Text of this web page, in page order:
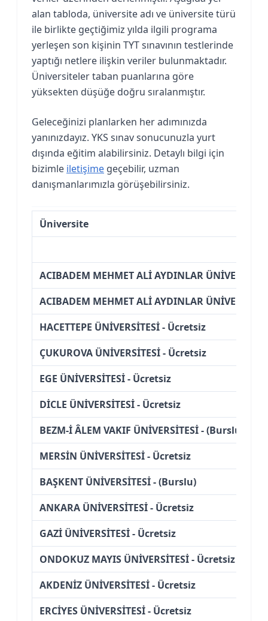
alan tabloda, üniversite adı ve üniversite türü
ile birlikte geçtiğimiz yılda ilgili programa
yerleşen son kişinin TYT sınavının testlerinde
yaptığı netlere ilişkin veriler bulunmaktadır.
Üniversiteler taban puanlarına göre
yüksekten düşüğe doğru sıralanmıştır.
Geleceğinizi planlarken her adımınızda
yanınızdayız. YKS sınav sonucunuzla yurt
dışında eğitim alabilirsiniz. Detaylı bilgi için
bizimle iletişime geçebilir, uzman
danışmanlarımızla görüşebilirsiniz.
Üniversite
ACIBADEM MEHMET ALİ AYDINLAR
ACIBADEM MEHMET ALİ AYDINLAR
HACETTEPE ÜNİVERSİTESİ - Ücretsiz
ÇUKUROVA ÜNİVERSİTESİ - Ücretsiz
EGE ÜNİVERSİTESİ - Ücretsiz
DİCLE ÜNİVERSİTESİ - Ücretsiz
BEZM-İ ÂLEM VAKIF ÜNİVERSİTESİ - (Burslu)
MERSİN ÜNİVERSİTESİ - Ücretsiz
BAŞKENT ÜNİVERSİTESİ - (Burslu)
ANKARA ÜNİVERSİTESİ - Ücretsiz
GAZİ ÜNİVERSİTESİ - Ücretsiz
ONDOKUZ MAYIS ÜNİVERSİTESİ - Ücretsiz
AKDENİZ ÜNİVERSİTESİ - Ücretsiz
ERCİYES ÜNİVERSİTESİ - Ücretsiz